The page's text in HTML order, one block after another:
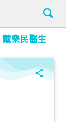
戴樂民醫生